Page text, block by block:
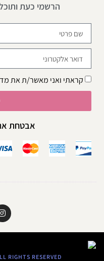
הרשמי כעת ותוכלי לזכות
קראתי ואני מאשר/ת את
אבטחת
RIGHTS RESERVED​